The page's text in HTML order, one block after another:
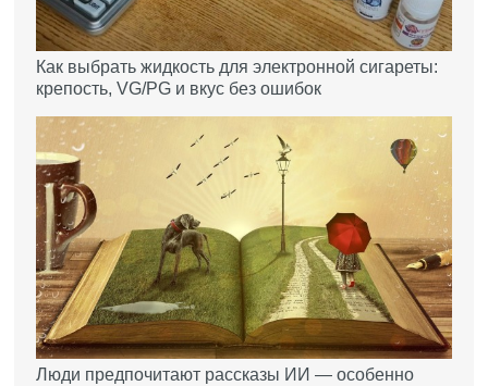
Как выбрать жидкость для электронной сигареты:
крепость, VG/PG и вкус без ошибок
Люди предпочитают рассказы ИИ — особенно